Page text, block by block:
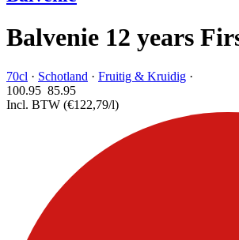
Balvenie 12 years
70cl · Schotland · Fruitig & Kruidig ·
100.95 85.95
Incl. BTW (€122,79/l)